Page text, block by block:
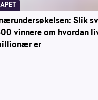
Slik
vinnere om hvordan
er